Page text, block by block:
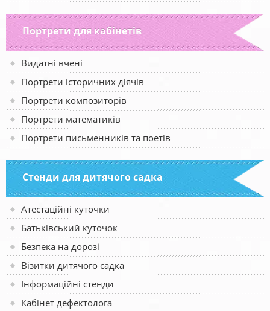
Портрети для кабінетів
Видатні вчені
Портрети історичних діячів
Портрети композиторів
Портрети математиків
Портрети письменників та поетів
Стенди для дитячого садка
Атестаційні куточки
Батьківський куточок
Безпека на дорозі
Візитки дитячого садка
Інформаційні стенди
Кабінет дефектолога